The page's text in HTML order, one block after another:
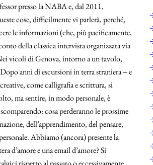
presso la NABA e, dal 2011,
cose, difficilmente vi parlerà, perché,
le informazioni (che, più pacificamente,
della classica intervista organizzata via
vicoli di Genova, intorno a un tavolo,
anni di escursioni in terra straniera – e
come calligrafia e scrittura, si
ma sentire, in modo personale, è
cosa perderanno le prossime
dell’apprendimento, del pensare,
Abbiamo (ancora) presente la
d’amore e una email d’amore? Si